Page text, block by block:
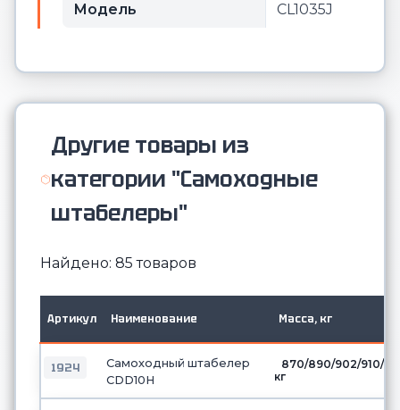
Модель CL1035J
Другие товары из
категории "Самоходные
штабелеры"
Найдено: 85 товаров
Артикул Наименование Масса, кг
1924
Самоходный штабелер
CDD10H
870/890/902/910/
кг